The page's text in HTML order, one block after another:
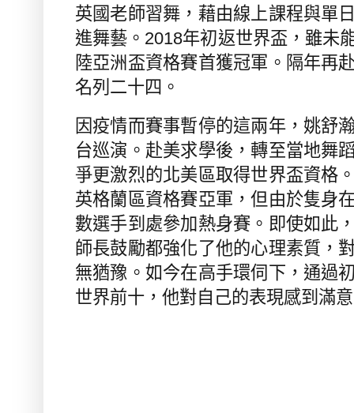
英國老師習舞，藉由線上課程與單
進舞藝。 2018年初返世界盃，雖未
陸亞洲盃資格賽首獲冠軍。隔年再
名列二十四。
因疫情而賽事暫停的這兩年，姚舒
台巡演。赴美求學後，轉至當地舞
爭更激烈的北美區取得世界盃資格
英格蘭區資格賽亞軍，但由於隻身
數選手到處參加熱身賽。即使如此
師長鼓勵都強化了他的心理素質，
無猶豫。如今在高手環伺下，通過
世界前十，他對自己的表現感到滿